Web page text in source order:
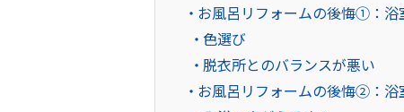
お風呂リフォームの後悔①：浴
色選び
脱衣所とのバランスが悪い
お風呂リフォームの後悔②：浴